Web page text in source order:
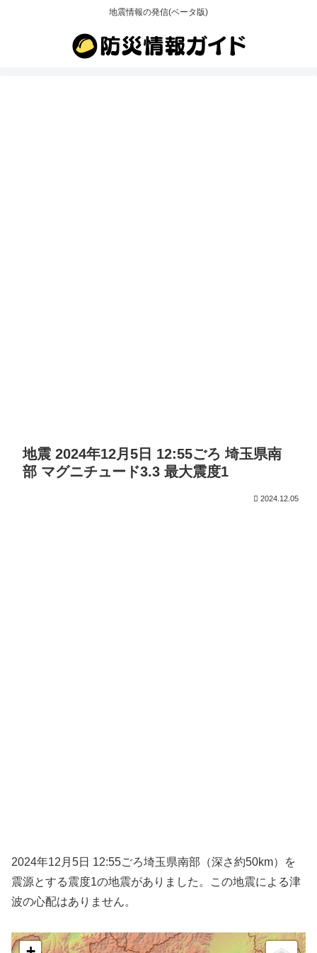
地震情報の発信(ベータ版)
地震 2024年12月5日 12:55ごろ 埼玉県南
部 マグニチュード3.3 最大震度1
2024.12.05
2024年12月5日 12:55ごろ埼玉県南部（深さ約50km）を
震源とする震度1の地震がありました。この地震による津
波の心配はありません。